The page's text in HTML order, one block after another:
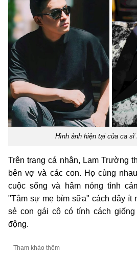
Hình ảnh hiện tại của ca sĩ
Trên trang cá nhân, Lam Trường
bên vợ và các con. Họ cùng
cuộc sống và hâm nóng tình
"Tâm sự mẹ bỉm sữa" cách đây ít
sẻ con gái cô có tính cách
động.
Tham khảo thêm